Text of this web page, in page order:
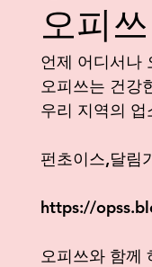
오피
언제 어디서나
오피쓰는 건강
우리 지역의
펀초이스,달림
https://
오피쓰와 함께